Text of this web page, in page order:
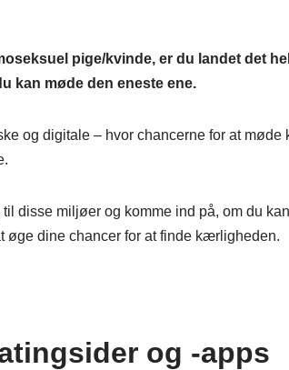
pige/kvinde, er du landet det
kan møde den eneste ene.
og digitale – hvor chancerne for at
til disse miljøer og komme ind på, om du
øge dine chancer for at finde kærligheden.
og -apps